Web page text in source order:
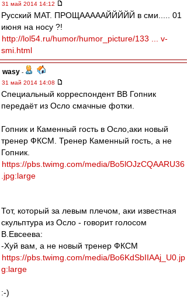
31 май 2014 14:12
Русский МАТ. ПРОЩАААААЙЙЙЙЙ в сми..... 01
июня на носу ?!
http://lol54.ru/humor/humor_picture/133 ... v-
smi.html
wasy -
31 май 2014 14:08
Специальный корреспондент ВВ Гопник
передаёт из Осло смачные фотки.
Гопник и Каменный гость в Осло,аки новый
тренер ФКСМ. Тренер Каменный гость, а не
Гопник.
https://pbs.twimg.com/media/Bo5lOJzCQAARU36
.jpg:large
Тот, который за левым плечом, аки известная
скульптура из Осло - говорит голосом
В.Евсеева:
-Хуй вам, а не новый тренер ФКСМ
https://pbs.twimg.com/media/Bo6KdSbIIAAj_U0.jp
g:large
:-)